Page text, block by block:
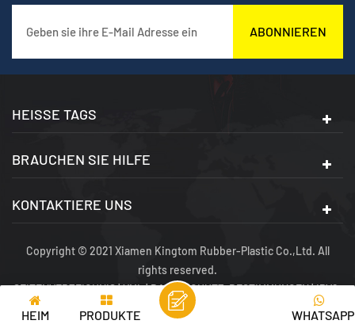
ABONNIEREN
HEISSE TAGS
BRAUCHEN SIE HILFE
KONTAKTIERE UNS
Copyright © 2021 Xiamen Kingtom Rubber-Plastic Co.,Ltd. All
rights reserved.
SEITENVERZEICHNIS|XML|DATENSCHUTZ-BESTIMMUNGEN|IPV6-
NETZWERK UNTERSTÜTZT
HEIM PRODUKTE WHATSAPP